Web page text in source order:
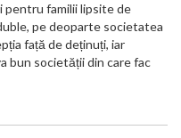
pentru familii lipsite de
pe deoparte societatea
față de deținuți, iar
bun societății din care fac